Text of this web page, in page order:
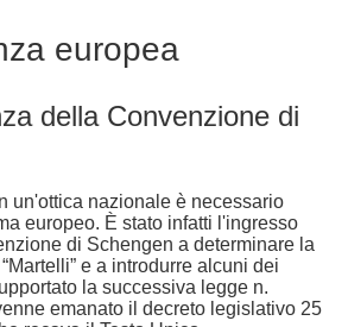
europea
della Convenzione di
un'ottica nazionale è necessario
europeo. È stato infatti l'ingresso
di Schengen a determinare la
e a introdurre alcuni dei
la successiva legge n.
emanato il decreto legislativo 25